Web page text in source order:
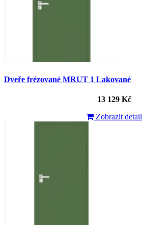
Dveře frézované MRUT 1 Lakované
13 129 Kč
Zobrazit detail